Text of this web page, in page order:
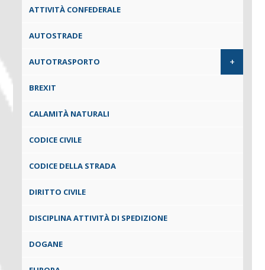
ATTIVITÀ CONFEDERALE
AUTOSTRADE
AUTOTRASPORTO +
BREXIT
CALAMITÀ NATURALI
CODICE CIVILE
CODICE DELLA STRADA
DIRITTO CIVILE
DISCIPLINA ATTIVITÀ DI SPEDIZIONE
DOGANE